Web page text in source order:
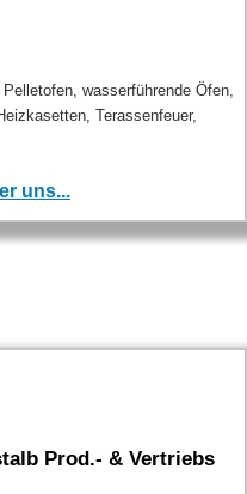
wasserführende Öfen,
Terassenfeuer,
uns...
Prod.- & Vertriebs